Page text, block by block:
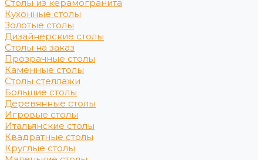
Столы из керамогранита
Кухонные столы
Золотые столы
Дизайнерские столы
Столы на заказ
Прозрачные столы
Каменные столы
Столы стеллажи
Большие столы
Деревянные столы
Игровые столы
Итальянские столы
Квадратные столы
Круглые столы